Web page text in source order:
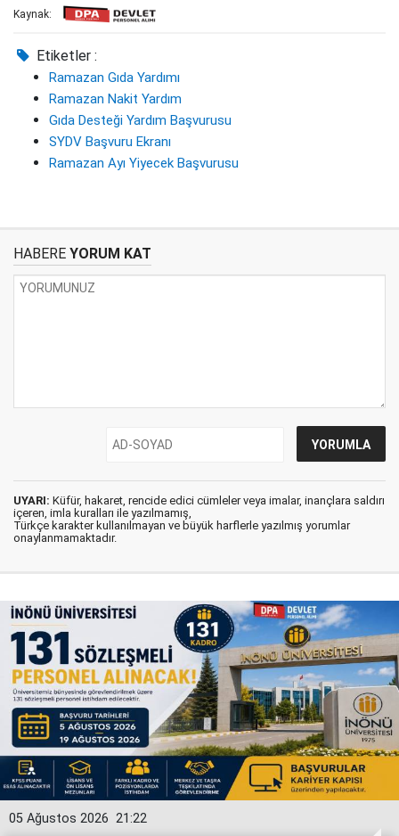
Kaynak:
Etiketler :
Ramazan Gıda Yardımı
Ramazan Nakit Yardım
Gıda Desteği Yardım Başvurusu
SYDV Başvuru Ekranı
Ramazan Ayı Yiyecek Başvurusu
HABERE YORUM KAT
UYARI: Küfür, hakaret, rencide edici cümleler veya imalar, inançlara saldırı
içeren, imla kuralları ile yazılmamış,
Türkçe karakter kullanılmayan ve büyük harflerle yazılmış yorumlar
onaylanmamaktadır.
21:22
05 Ağustos 2026